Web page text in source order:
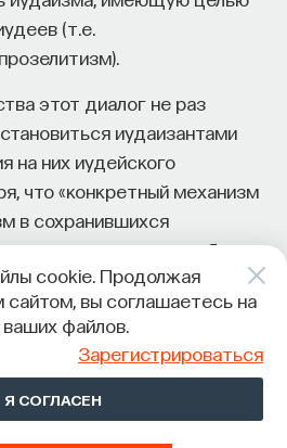
(т.е.
этот диалог не раз
иудаизантами
на них иудейского
что «конкретный механизм
в сохранившихся
жидовствующих подробно
ссылается
о русских субботниках
из XV в XIX столетие
убедительным. В случае
А. И. Алексеев,
на связь учения
cookie. Продолжая
сайтом, вы соглашаетесь на
файлов.
Зарегистрироваться
Я СОГЛАСЕН